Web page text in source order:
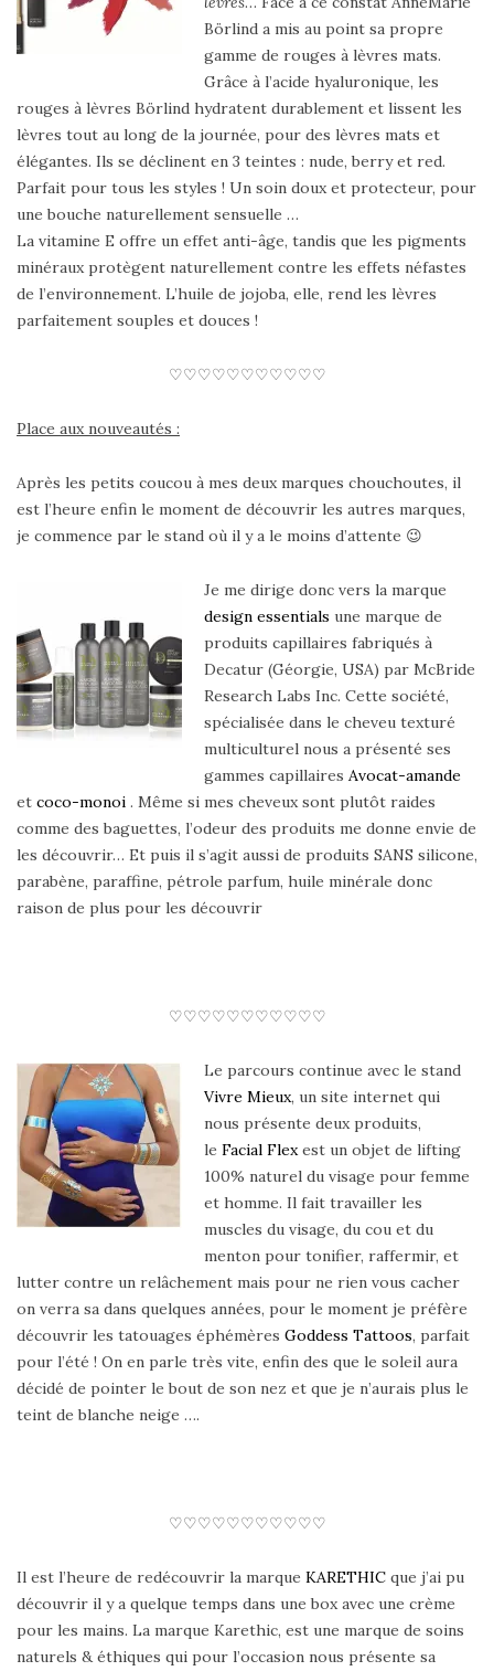
Börlind a mis au point sa propre
gamme de rouges à lèvres mats.
Grâce à l’acide hyaluronique, les
rouges à lèvres Börlind hydratent durablement et lissent les
lèvres tout au long de la journée, pour des lèvres mats et
élégantes. Ils se déclinent en 3 teintes : nude, berry et red.
Parfait pour tous les styles ! Un soin doux et protecteur, pour
une bouche naturellement sensuelle …
La vitamine E offre un effet anti-âge, tandis que les pigments
minéraux protègent naturellement contre les effets néfastes
de l’environnement. L’huile de jojoba, elle, rend les lèvres
parfaitement souples et douces !
♡♡♡♡♡♡♡♡♡♡♡
Place aux nouveautés :
Après les petits coucou à mes deux marques chouchoutes, il
est l’heure enfin le moment de découvrir les autres marques,
je commence par le stand où il y a le moins d’attente 😉
Je me dirige donc vers la marque
design essentials une marque de
produits capillaires fabriqués à
Decatur (Géorgie, USA) par McBride
Research Labs Inc. Cette société,
spécialisée dans le cheveu texturé
multiculturel nous a présenté ses
gammes capillaires Avocat-amande
et coco-monoi . Même si mes cheveux sont plutôt raides
comme des baguettes, l’odeur des produits me donne envie de
les découvrir… Et puis il s’agit aussi de produits SANS silicone,
parabène, paraffine, pétrole parfum, huile minérale donc
raison de plus pour les découvrir
♡♡♡♡♡♡♡♡♡♡♡
Le parcours continue avec le stand
Vivre Mieux, un site internet qui
nous présente deux produits,
le Facial Flexest un objet de lifting
100% naturel du visage pour femme
et homme. Il fait travailler les
muscles du visage, du cou et du
menton pour tonifier, raffermir, et
lutter contre un relâchement mais pour ne rien vous cacher
on verra sa dans quelques années, pour le moment je préfère
découvrir les tatouages éphémères Goddess Tattoos, parfait
pour l’été ! On en parle très vite, enfin des que le soleil aura
décidé de pointer le bout de son nez et que je n’aurais plus le
teint de blanche neige ….
♡♡♡♡♡♡♡♡♡♡♡
Il est l’heure de redécouvrir la marque KARETHIC que j’ai pu
découvrir il y a quelque temps dans une box avec une crème
pour les mains. La marque Karethic, est une marque de soins
naturels & éthiques qui pour l’occasion nous présente sa